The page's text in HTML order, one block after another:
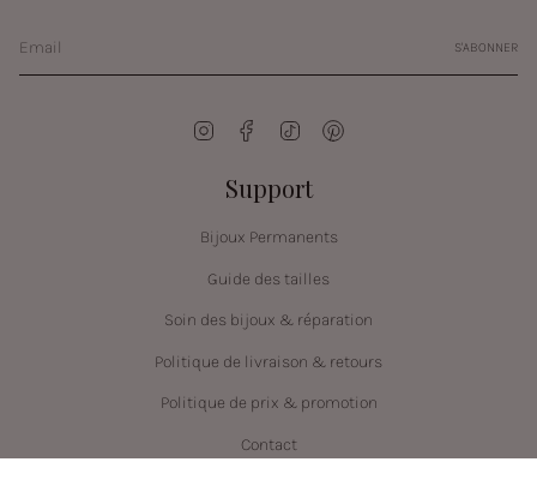
S'ABONNER
InstagramFacebookTikTok
Support
Bijoux Permanents
Guide des tailles
Soin des bijoux & réparation
Politique de livraison & retours
Politique de prix & promotion
Contact